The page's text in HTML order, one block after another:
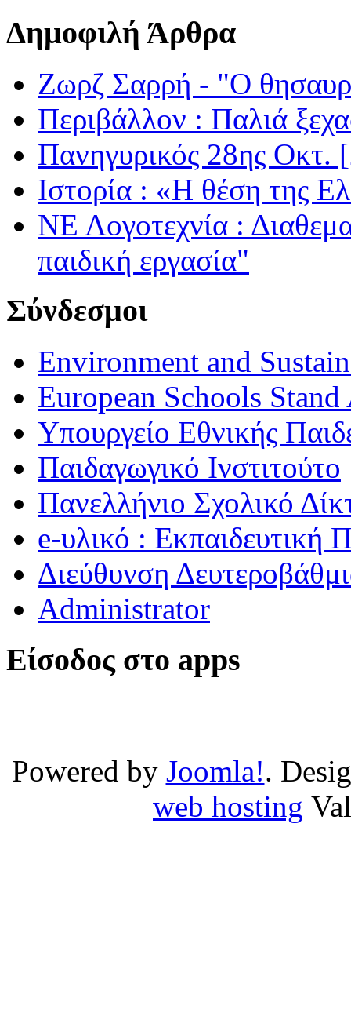
Δημοφιλή Άρθρα
Ζωρζ Σαρρή - "Ο
Περιβάλλον : Παλιά
Πανηγυρικός 28ης Οκτ.
Ιστορία : «Η θέση της
ΝΕ Λογοτεχνία :
παιδική εργασία"
Σύνδεσμοι
Environment and
European Schools
Υπουργείο Εθνικής
Παιδαγωγικό Ινστιτούτο
Πανελλήνιο Σχολικό
e-υλικό :
Διεύθυνση
Administrator
Είσοδος στο apps
Powered by Joomla!.
web hosting